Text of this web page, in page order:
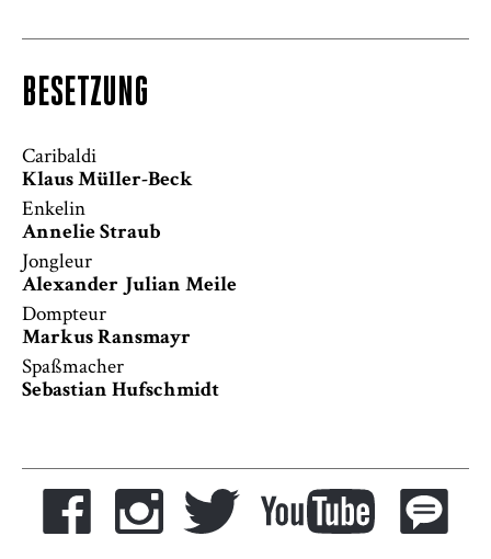
BESETZUNG
Caribaldi
Klaus Müller-Beck
Enkelin
Annelie Straub
Jongleur
Alexander Julian Meile
Dompteur
Markus Ransmayr
Spaßmacher
Sebastian Hufschmidt